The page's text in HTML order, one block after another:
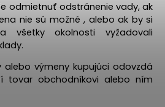
odmietnuť odstránenie vady, ak
nie sú možné , alebo ak by si
všetky okolnosti vyžadovali
alebo výmeny kupujúci odovzdá
tovar obchodníkovi alebo ním